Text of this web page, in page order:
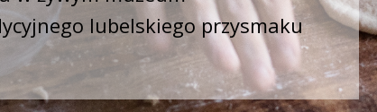
lubelskiego przysmaku